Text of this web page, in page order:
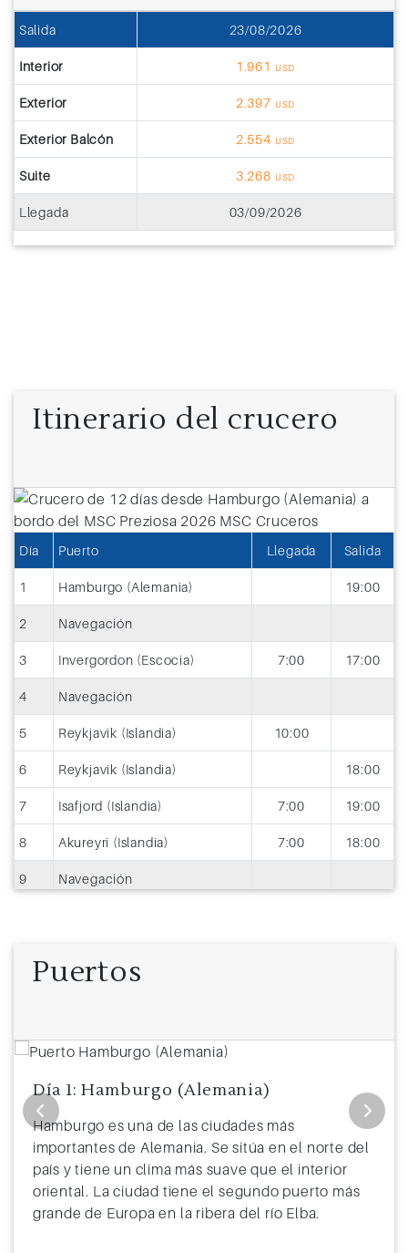
Salida 23/08/2026
Interior 1.961 USD
Exterior 2.397 USD
Exterior Balcón 2.554 USD
Suite 3.268 USD
Llegada 03/09/2026
Itinerario del crucero
Día Puerto Llegada Salida
1 Hamburgo (Alemania) 19:00
2 Navegación
3 Invergordon (Escocia) 7:00 17:00
4 Navegación
5 Reykjavik (Islandia) 10:00
6 Reykjavik (Islandia) 18:00
7 Isafjord (Islandia) 7:00 19:00
8 Akureyri (Islandia) 7:00 18:00
9 Navegación
Puertos
Día 1: Hamburgo (Alemania)
Hamburgo es una de las ciudades más
importantes de Alemania. Se sitúa en el norte del
país y tiene un clima más suave que el interior
oriental. La ciudad tiene el segundo puerto más
grande de Europa en la ribera del río Elba.